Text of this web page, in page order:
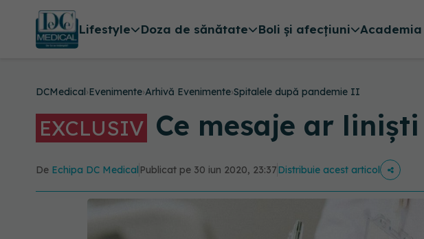
Lifestyle Doza de sănătate Boli și afecțiuni
DCMedical›Evenimente›Arhivă Evenimente›Spitalele după pandemie II
EXCLUSIV Ce mesaje ar
De Echipa DC Medical Publicat pe 30 iun 2020, 23:37Distribuie acest articol